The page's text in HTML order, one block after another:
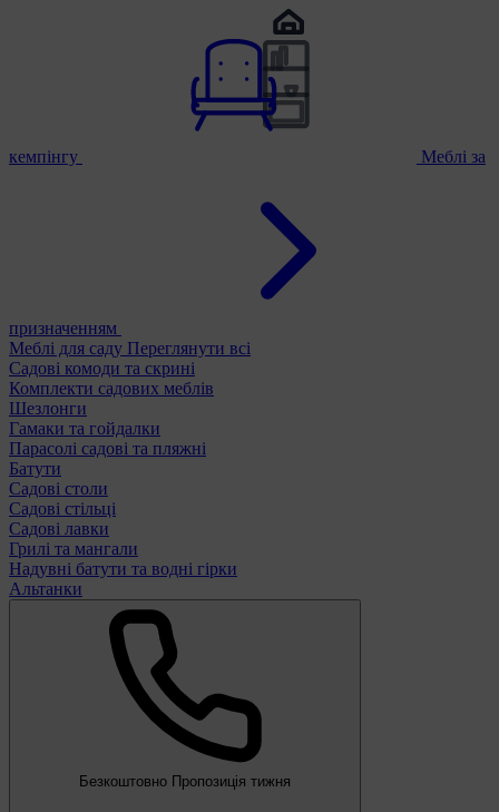
кемпінгу Меблі за
призначенням
Меблі для саду Переглянути всі
Садові комоди та скрині
Комплекти садових меблів
Шезлонги
Гамаки та гойдалки
Парасолі садові та пляжні
Батути
Садові столи
Садові стільці
Садові лавки
Грилі та мангали
Надувні батути та водні гірки
Альтанки
Безкоштовно Пропозиція тижня